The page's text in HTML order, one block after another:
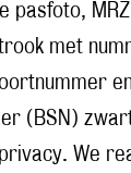
pasfoto,
met
(BSN)
We